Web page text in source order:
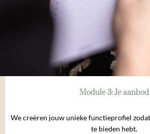
Module 3: Je aanbod
We creëren jouw unieke functieprofiel
te bieden hebt.